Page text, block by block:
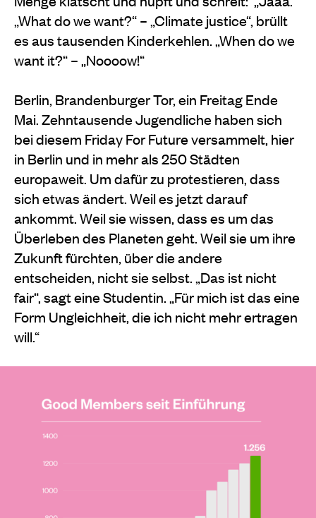
„What do we want?“ – „Climate justice“, brüllt
es aus tausenden Kinderkehlen. „When do we
want it?“ – „Noooow!“
Berlin, Brandenburger Tor, ein Freitag Ende
Mai. Zehntausende Jugendliche haben sich
bei diesem Friday For Future versammelt, hier
in Berlin und in mehr als 250 Städten
europaweit. Um dafür zu protestieren, dass
sich etwas ändert. Weil es jetzt darauf
ankommt. Weil sie wissen, dass es um das
Überleben des Planeten geht. Weil sie um ihre
Zukunft fürchten, über die andere
entscheiden, nicht sie selbst. „Das ist nicht
fair“, sagt eine Studentin. „Für mich ist das eine
Form Ungleichheit, die ich nicht mehr ertragen
will.“